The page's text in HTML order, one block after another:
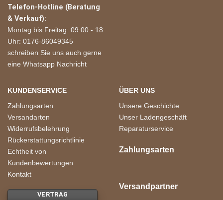
Telefon-Hotline (Beratung
& Verkauf):
Montag bis Freitag: 09:00 - 18
Uhr: 0176-86049345
schreiben Sie uns auch gerne
eine Whatsapp Nachricht
KUNDENSERVICE
Zahlungsarten
Versandarten
Widerrufsbelehrung
Rückerstattungsrichtlinie
Echtheit von
Kundenbewertungen
Kontakt
VERTRAG
ÜBER UNS
Unsere Geschichte
Unser Ladengeschäft
Reparaturservice
Zahlungsarten
Versandpartner